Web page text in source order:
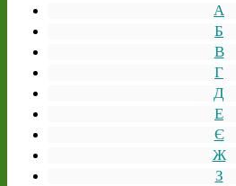
А
Б
В
Г
Д
Е
Є
Ж
З